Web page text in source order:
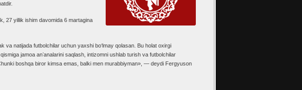
27 yillik ishim davomida 6 martagina
va natijada futbolchilar uchun yaxshi bo‘lmay qolasan. Bu holat oxirgi
jamoa anʼanalarini saqlash, intizomni ushlab turish va futbolchilar
boshqa biror kimsa emas, balki men murabbiyman», — deydi Fergyuson